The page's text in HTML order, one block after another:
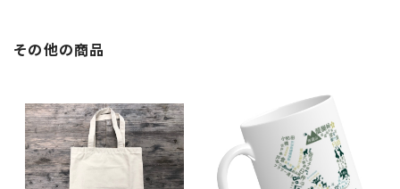
その他の商品